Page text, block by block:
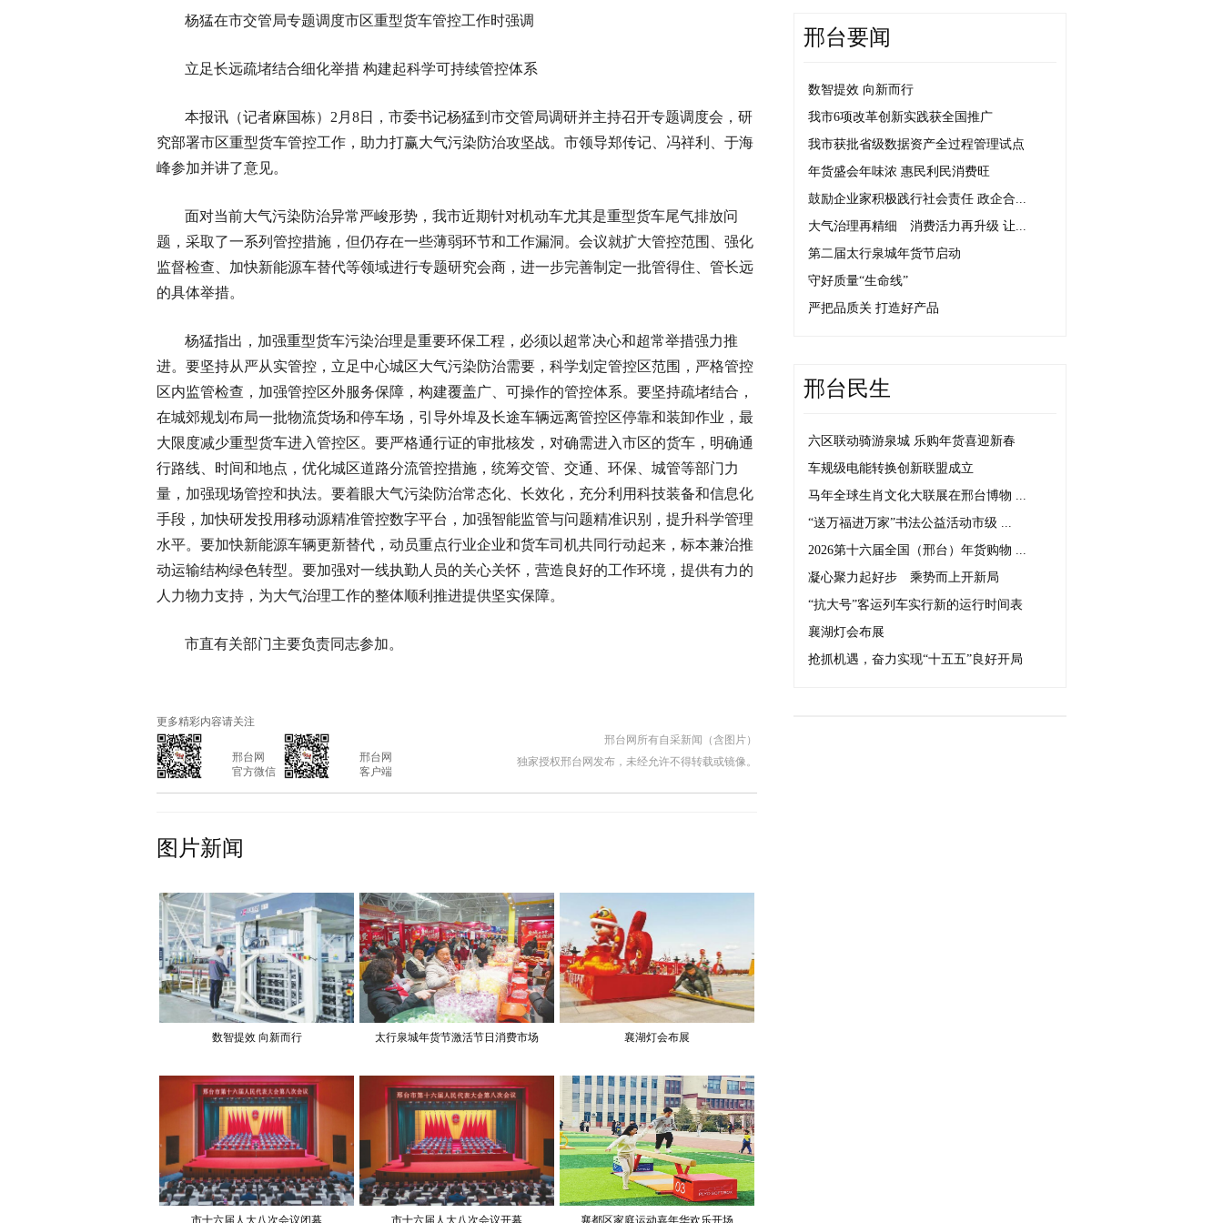
杨猛在市交管局专题调度市区重型货车管控工作时强调
立足长远疏堵结合细化举措 构建起科学可持续管控体系
本报讯（记者麻国栋）2月8日，市委书记杨猛到市交管局调研并主持召开专题调度会，研
究部署市区重型货车管控工作，助力打赢大气污染防治攻坚战。市领导郑传记、冯祥利、于海
峰参加并讲了意见。
面对当前大气污染防治异常严峻形势，我市近期针对机动车尤其是重型货车尾气排放问
题，采取了一系列管控措施，但仍存在一些薄弱环节和工作漏洞。会议就扩大管控范围、强化
监督检查、加快新能源车替代等领域进行专题研究会商，进一步完善制定一批管得住、管长远
的具体举措。
杨猛指出，加强重型货车污染治理是重要环保工程，必须以超常决心和超常举措强力推
进。要坚持从严从实管控，立足中心城区大气污染防治需要，科学划定管控区范围，严格管控
区内监管检查，加强管控区外服务保障，构建覆盖广、可操作的管控体系。要坚持疏堵结合，
在城郊规划布局一批物流货场和停车场，引导外埠及长途车辆远离管控区停靠和装卸作业，最
大限度减少重型货车进入管控区。要严格通行证的审批核发，对确需进入市区的货车，明确通
行路线、时间和地点，优化城区道路分流管控措施，统筹交管、交通、环保、城管等部门力
量，加强现场管控和执法。要着眼大气污染防治常态化、长效化，充分利用科技装备和信息化
手段，加快研发投用移动源精准管控数字平台，加强智能监管与问题精准识别，提升科学管理
水平。要加快新能源车辆更新替代，动员重点行业企业和货车司机共同行动起来，标本兼治推
动运输结构绿色转型。要加强对一线执勤人员的关心关怀，营造良好的工作环境，提供有力的
人力物力支持，为大气治理工作的整体顺利推进提供坚实保障。
市直有关部门主要负责同志参加。
更多精彩内容请关注
			邢台网
			官方微信
			邢台网
			客户端
邢台网所有自采新闻（含图片）
独家授权邢台网发布，未经允许不得转载或镜像。
图片新闻
数智提效 向新而行 太行泉城年货节激活节日消费市场 襄湖灯会布展
市十六届人大八次会议闭幕 市十六届人大八次会议开幕 襄都区家庭运动嘉年华欢乐开场
邢台要闻
数智提效 向新而行
我市6项改革创新实践获全国推广
我市获批省级数据资产全过程管理试点
年货盛会年味浓 惠民利民消费旺
鼓励企业家积极践行社会责任 政企合...
大气治理再精细 消费活力再升级 让...
第二届太行泉城年货节启动
守好质量“生命线”
严把品质关 打造好产品
邢台民生
六区联动骑游泉城 乐购年货喜迎新春
车规级电能转换创新联盟成立
马年全球生肖文化大联展在邢台博物 ...
“送万福进万家”书法公益活动市级 ...
2026第十六届全国（邢台）年货购物 ...
凝心聚力起好步 乘势而上开新局
“抗大号”客运列车实行新的运行时间表
襄湖灯会布展
抢抓机遇，奋力实现“十五五”良好开局